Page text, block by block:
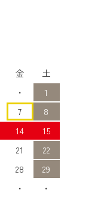
金
土
・
1
7
8
14
15
21
22
28
29
・ ・